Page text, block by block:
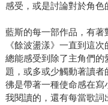
感受，或是討論對於角色
藍斯的每一部作品，有
《餘波盪漾》一直到這
總能感受到除了主角們
題，或多或少觸動著讀
彿是帶著一種使命感在
我閱讀的，還有每當歌